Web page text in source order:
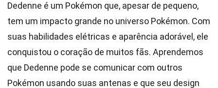
Dedenne é um Pokémon que, apesar de pequeno,
tem um impacto grande no universo Pokémon. Com
suas habilidades elétricas e aparência adorável, ele
conquistou o coração de muitos fãs. Aprendemos
que Dedenne pode se comunicar com outros
Pokémon usando suas antenas e que seu design